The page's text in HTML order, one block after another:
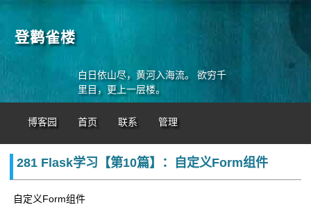
登鹳雀楼
白日依山尽，黄河入海流。 欲穷千
里目，更上一层楼。
博客园 首页 联系 管理
281 Flask学习【第10篇】：自定义Form组件
自定义Form组件